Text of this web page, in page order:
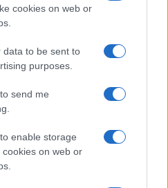
cookies on web or
data to be sent to
purposes.
send me
enable storage
on web or
opportunità e vantaggi